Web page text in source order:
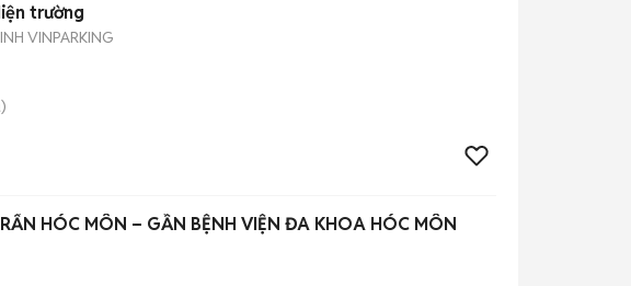
trường
VINPARKING
HÓC MÔN – GẦN BỆNH VIỆN ĐA KHOA HÓC MÔN